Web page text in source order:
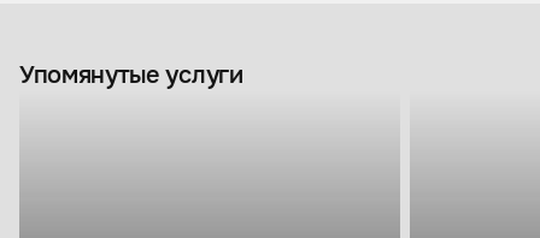
Упомянутые услуги